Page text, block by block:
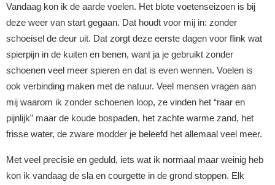
Vandaag kon ik de aarde voelen. Het blote voetenseizoen is bij
deze weer van start gegaan. Dat houdt voor mij in: zonder
schoeisel de deur uit. Dat zorgt deze eerste dagen voor flink wat
spierpijn in de kuiten en benen, want ja je gebruikt zonder
schoenen veel meer spieren en dat is even wennen. Voelen is
ook verbinding maken met de natuur. Veel mensen vragen aan
mij waarom ik zonder schoenen loop, ze vinden het “raar en
pijnlijk” maar de koude bospaden, het zachte warme zand, het
frisse water, de zware modder je beleefd het allemaal veel meer.
Met veel precisie en geduld, iets wat ik normaal maar weinig heb
kon ik vandaag de sla en courgette in de grond stoppen. Elk